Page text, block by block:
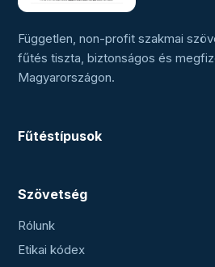
Független, non-profit szakmai
fűtés tiszta, biztonságos és
Magyarországon.
Fűtéstípusok
Szövetség
Rólunk
Etikai kódex